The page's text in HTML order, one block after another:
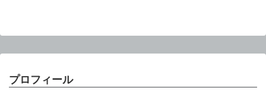
プロフィール